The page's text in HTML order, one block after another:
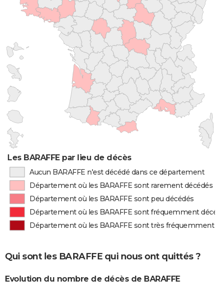
Les BARAFFE par lieu de décès
Aucun BARAFFE n'est décédé dans ce département
Département où les BARAFFE sont rarement décédés
Département où les BARAFFE sont peu décédés
Département où les BARAFFE sont fréquemment
Département où les BARAFFE sont très fréquemment
Qui sont les BARAFFE qui nous ont quittés ?
Evolution du nombre de décès de BARAFFE